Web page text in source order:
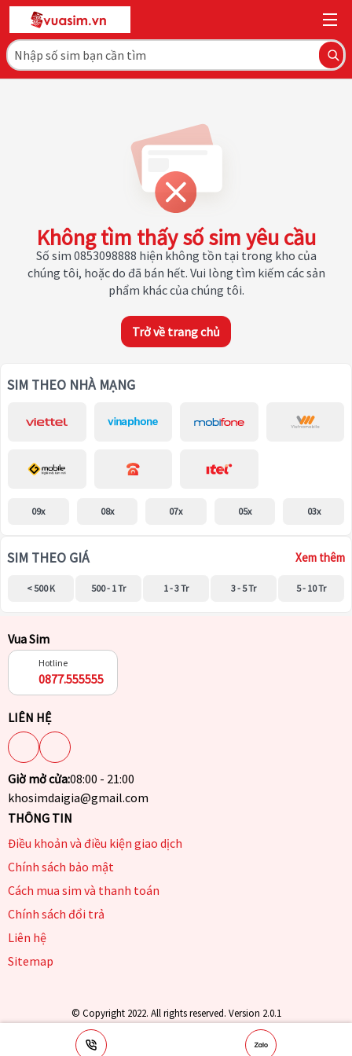
Không tìm thấy số sim yêu cầu
Số sim 0853098888 hiện không tồn tại trong kho của
chúng tôi, hoặc do đã bán hết. Vui lòng tìm kiếm các sản
phẩm khác của chúng tôi.
Trở về trang chủ
SIM THEO NHÀ MẠNG
09x 08x 07x 05x 03x
SIM THEO GIÁ Xem thêm
< 500 K 500 - 1 Tr 1 - 3 Tr 3 - 5 Tr 5 - 10 Tr
Vua Sim
Hotline
0877.555555
LIÊN HỆ
Giờ mở cửa:08:00 - 21:00
khosimdaigia@gmail.com
THÔNG TIN
Điều khoản và điều kiện giao dịch
Chính sách bảo mật
Cách mua sim và thanh toán
Chính sách đổi trả
Liên hệ
Sitemap
© Copyright 2022. All rights reserved. Version 2.0.1